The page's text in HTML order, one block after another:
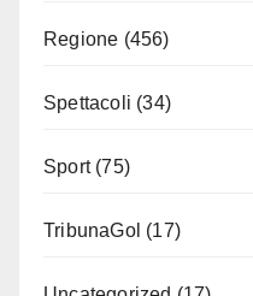
Regione (456)
Spettacoli (34)
Sport(75)
TribunaGol (17)